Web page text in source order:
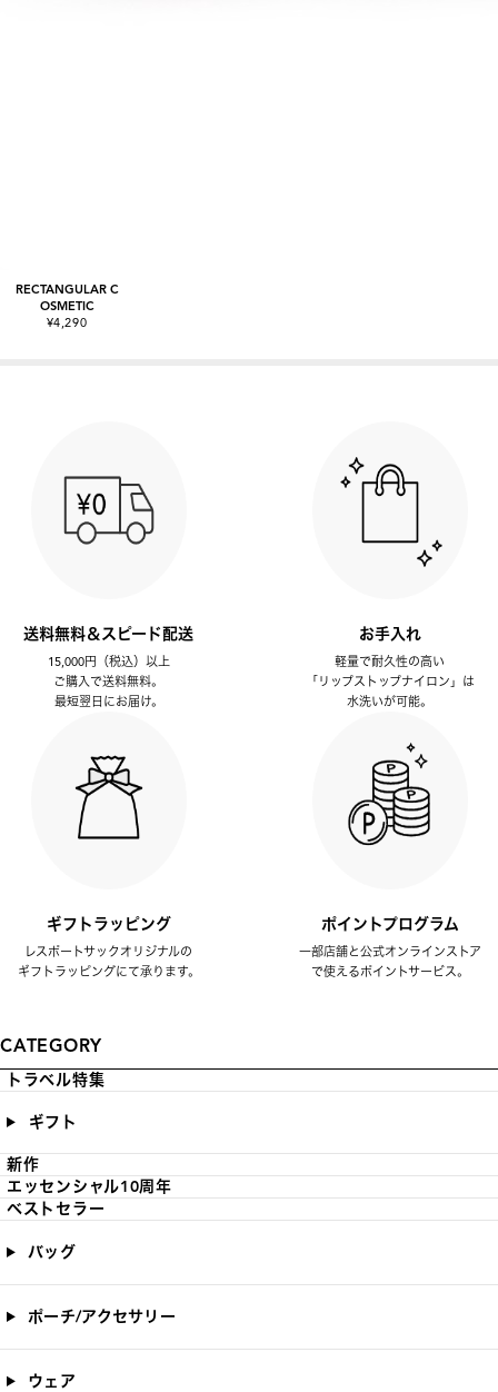
RECTANGULAR C
OSMETIC
¥4,290
送料無料＆スピード配送
15,000円（税込）以上
ご購入で送料無料。
最短翌日にお届け。
お手入れ
軽量で耐久性の高い
「リップストップナイロン」は
水洗いが可能。
ギフトラッピング
レスポートサックオリジナルの
ギフトラッピングにて承ります。
ポイントプログラム
一部店舗と公式オンラインストア
で使えるポイントサービス。
CATEGORY
トラベル特集
ギフト
新作
エッセンシャル10周年
ベストセラー
バッグ
ポーチ/アクセサリー
ウェア